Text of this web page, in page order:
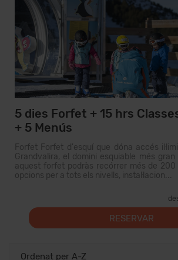
5 dies Forfet + 15 hrs
+ 5 Menús
Forfet Forfet d'esquí que dóna accés
Grandvalira, el domini esquiable més gran
aquest forfet podràs recórrer més de 200
opcions per a tots els nivells, instal·lacion...
RESERVAR